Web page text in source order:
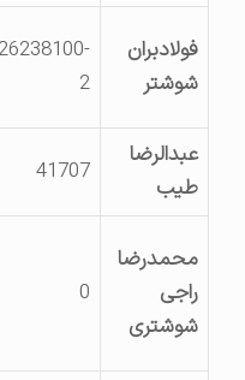
فولادبران
شوشتر
06126238100-
عبدالرضا
طیب
41707
محمدرضا
راجی
شوشتری